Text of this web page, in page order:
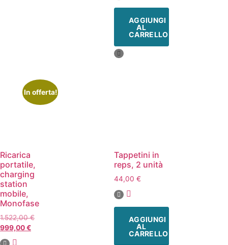
AGGIUNGI
AL
CARRELLO
In offerta!
Ricarica
portatile,
charging
station
mobile,
Monofase
1.522,00€
999,00€
Tappetini in
reps, 2 unità
44,00 €
AGGIUNGI
AL
CARRELLO